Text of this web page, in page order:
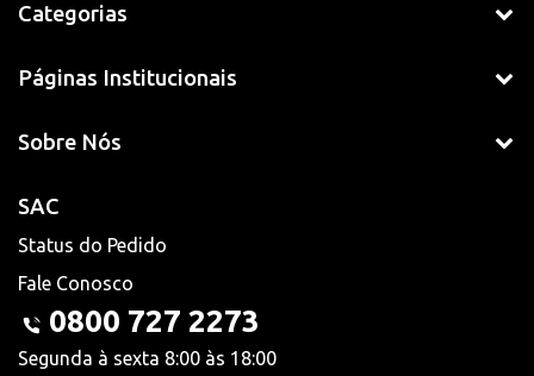
Categorias
Páginas Institucionais
Sobre Nós
SAC
Status do Pedido
Fale Conosco
0800 727 2273
Segunda à sexta 8:00 às 18:00